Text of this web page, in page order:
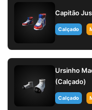
Capitão
Calçado
Ursinho
(Calçado)
Calçado